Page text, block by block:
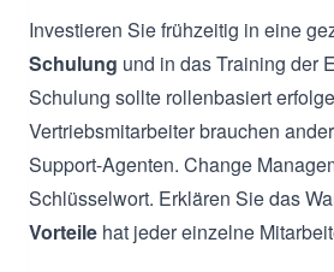
Investieren Sie frühzeitig in eine
Schulung und in das Training der
Schulung sollte rollenbasiert
Vertriebsmitarbeiter brauchen
Support-Agenten. Change
Schlüsselwort. Erklären Sie das
Vorteile hat jeder einzelne